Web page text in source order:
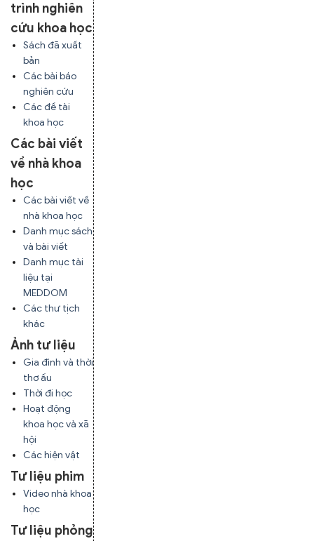
trình nghiên
cứu khoa học
Sách đã xuất
bản
Các bài báo
nghiên cứu
Các đề tài
khoa học
Các bài viết
về nhà khoa
học
Các bài viết về
nhà khoa học
Danh mục sách
và bài viết
Danh mục tài
liệu tại
MEDDOM
Các thư tịch
khác
Ảnh tư liệu
Gia đình và thời
thơ ấu
Thời đi học
Hoạt động
khoa học và xã
hội
Các hiện vật
Tư liệu phim
Video nhà khoa
học
Tư liệu phỏng